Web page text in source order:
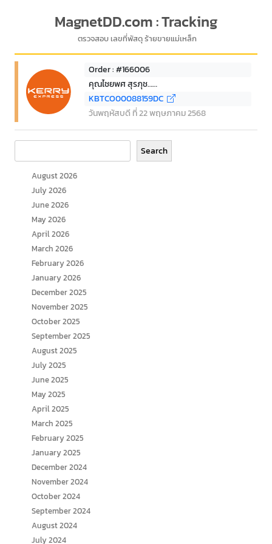
MagnetDD.com : Tracking
ตรวจสอบ เลขที่พัสดุ ร้ายขายแม่เหล็ก
Order : #166006
คุณไชยพศ สุรภุช……
KBTCO00088159DC
วันพฤหัสบดี ที่ 22 พฤษภาคม 2568
Search
August 2026
July 2026
June 2026
May 2026
April 2026
March 2026
February 2026
January 2026
December 2025
November 2025
October 2025
September 2025
August 2025
July 2025
June 2025
May 2025
April 2025
March 2025
February 2025
January 2025
December 2024
November 2024
October 2024
September 2024
August 2024
July 2024